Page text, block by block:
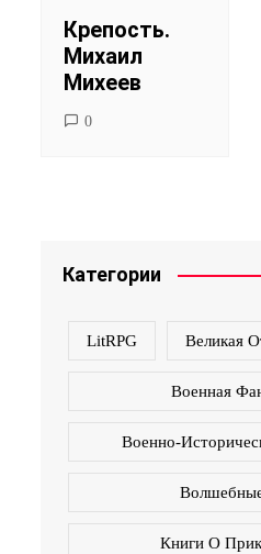
Крепость.
Михаил
Михеев
0
Категории
LitRPG Великая
Военная
Военно-
Книги О